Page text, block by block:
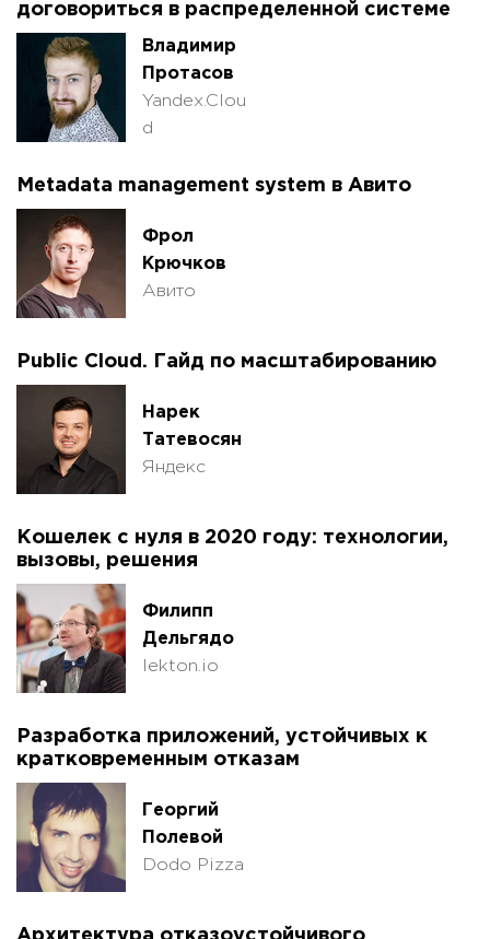
договориться в распределенной системе
Владимир
Протасов
Yandex.Clou
d
Metadata management system в Авито
Фрол
Крючков
Авито
Public Cloud. Гайд по масштабированию
Нарек
Татевосян
Яндекс
Кошелек с нуля в 2020 году: технологии,
вызовы, решения
Филипп
Дельгядо
lekton.io
Разработка приложений, устойчивых к
кратковременным отказам
Георгий
Полевой
Dodo Pizza